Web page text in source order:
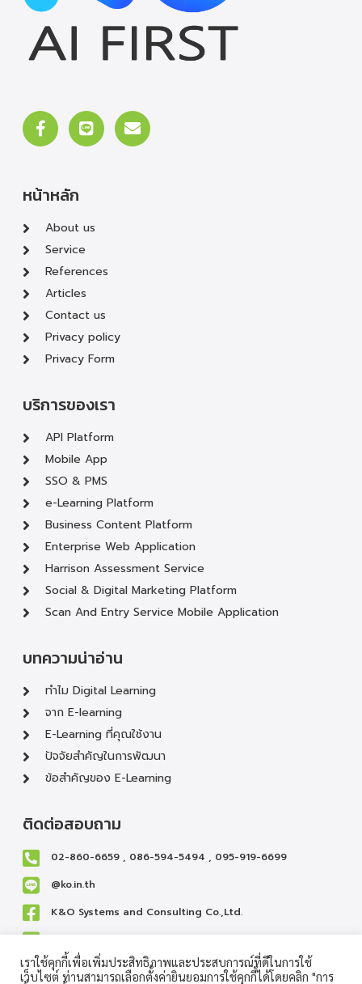
หน้าหลัก
About us
Service
References
Articles
Contact us
Privacy policy
Privacy Form
บริการของเรา
API Platform
Mobile App
SSO & PMS
e-Learning Platform
Business Content Platform
Enterprise Web Application
Harrison Assessment Service
Social & Digital Marketing Platform
Scan And Entry Service Mobile Application
บทความน่าอ่าน
ทำไม Digital Learning
จาก E-learning
E-Learning ที่คุณใช้งาน
ปัจจัยสำคัญในการพัฒนา
ข้อสำคัญของ E-Learning
ติดต่อสอบถาม
02-860-6659 , 086-594-5494 , 095-919-6699
@ko.in.th
K&O Systems and Consulting Co.,Ltd.
เราใช้คุกกี้เพื่อเพิ่มประสิทธิภาพและประสบการณ์ที่ดีในการใช้
เว็บไซต์ ท่านสามารถเลือกตั้งค่ายินยอมการใช้คุกกี้ได้โดยคลิก "การ